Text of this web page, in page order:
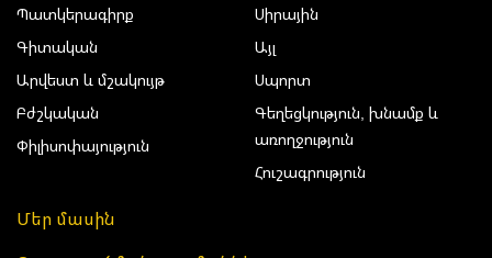
Պատկերագիրք
Գիտական
Արվեստ և մշակույթ
Բժշկական
Փիլիսոփայություն
Սիրային
Այլ
Սպորտ
Գեղեցկություն, խնամք և
առողջություն
Հուշագրություն
Մեր մասին